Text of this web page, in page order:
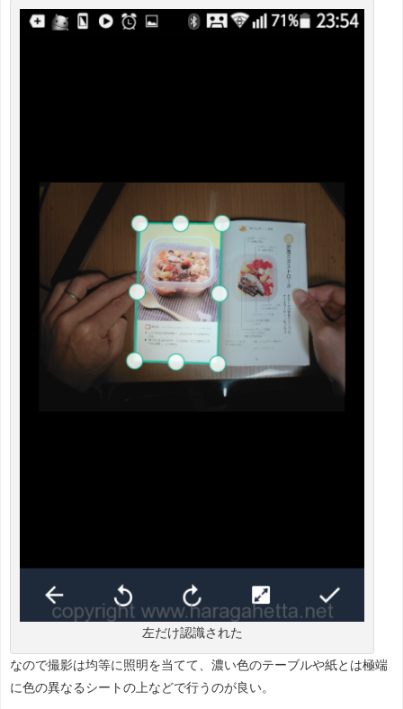
左だけ認識された
なので撮影は均等に照明を当てて、濃い色のテーブルや紙とは極端
に色の異なるシートの上などで行うのが良い。